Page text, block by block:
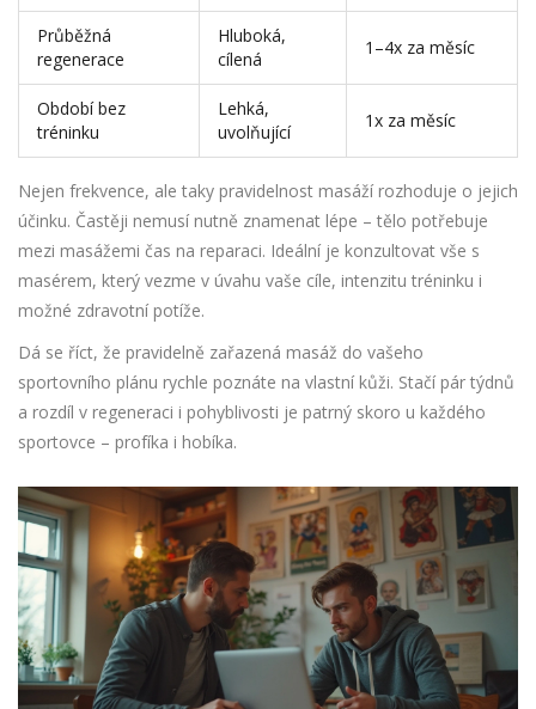
Průběžná
regenerace
Hluboká,
cílená
1–4x za měsíc
Období bez
tréninku
Lehká,
uvolňující
1x za měsíc
Nejen frekvence, ale taky pravidelnost masáží rozhoduje o jejich
účinku. Častěji nemusí nutně znamenat lépe – tělo potřebuje
mezi masážemi čas na reparaci. Ideální je konzultovat vše s
masérem, který vezme v úvahu vaše cíle, intenzitu tréninku i
možné zdravotní potíže.
Dá se říct, že pravidelně zařazená masáž do vašeho
sportovního plánu rychle poznáte na vlastní kůži. Stačí pár týdnů
a rozdíl v regeneraci i pohyblivosti je patrný skoro u každého
sportovce – profíka i hobíka.